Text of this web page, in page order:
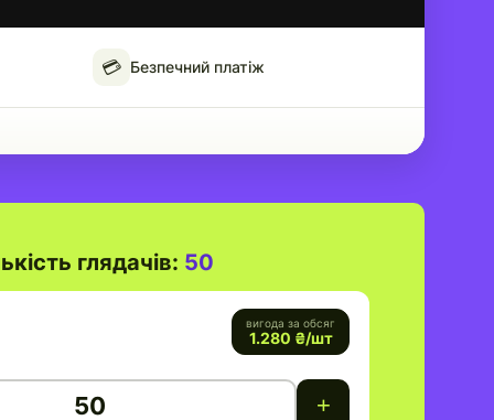
💳 Безпечний платіж
глядачів: 50
вигода за обсяг
1.280 ₴/шт
+